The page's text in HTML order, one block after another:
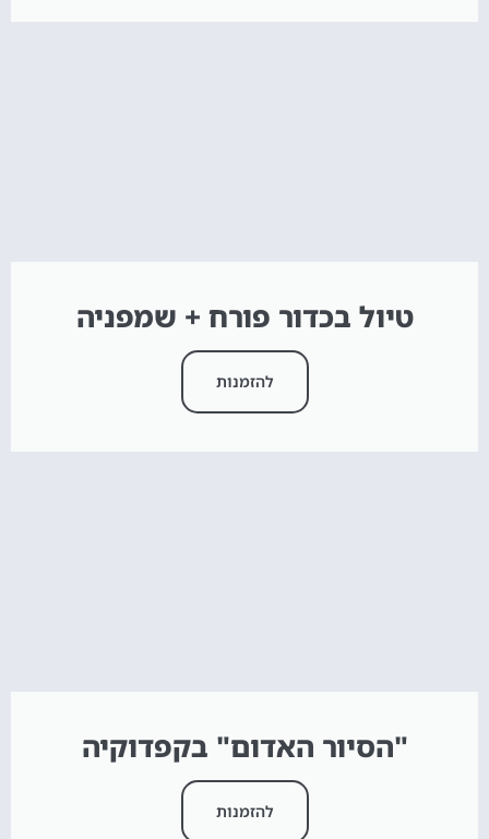
טיול בכדור פורח + שמפניה
להזמנות
"הסיור האדום" בקפדוקיה
להזמנות